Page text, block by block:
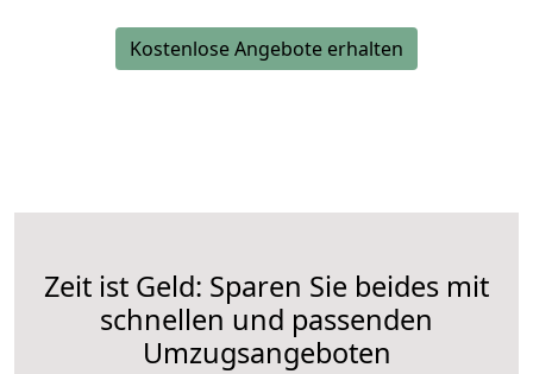
Kostenlose Angebote erhalten
Zeit ist Geld: Sparen Sie beides mit
schnellen und passenden
Umzugsangeboten